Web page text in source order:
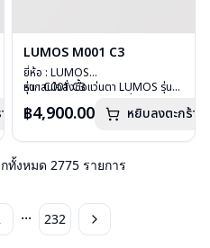
LUMOS M001 C3
ยี่ห้อ : LUMOS
รุ่น : C001 C3
เลนส์ : Demo Lens
น้ำหนัก : 26 กรัม
อุปกรณ์ : กล่องแว่น , ผ้าเช็ดแว่น
การรับประกัน : 2 ปี
หากสนใจสั่งชื้อแว่นตา LUMOS รุ่น
กรุณาติดต่อเราคลิก
฿4,900.00 หยิบลงตะกร้า
ทั้งหมด 2775 รายการ
... 232